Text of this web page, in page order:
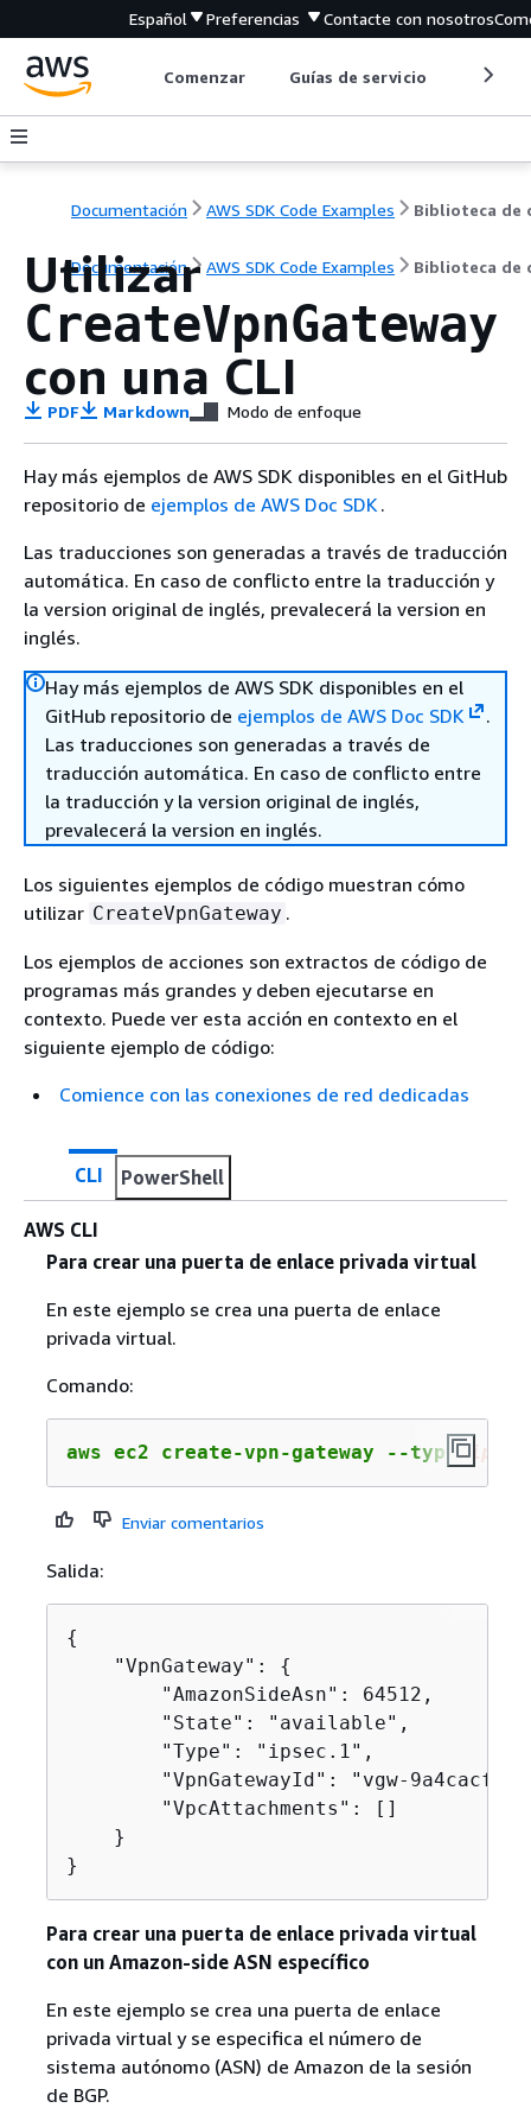
Español Preferencias Contacte con nosotros
Comenzar Guías de servicio
Documentación AWS SDK Code Examples
Documentación AWS SDK Code Examples Biblioteca de
Utilizar
CreateVpnGateway
con una CLI
PDF Markdown Modo de enfoque
Hay más ejemplos de AWS SDK disponibles en el GitHub
repositorio de ejemplos de AWS Doc SDK.
Las traducciones son generadas a través de traducción
automática. En caso de conflicto entre la traducción y
la version original de inglés, prevalecerá la version en
inglés.
Hay más ejemplos de AWS SDK disponibles en el
GitHub repositorio de ejemplos de AWS Doc SDK
.
Las traducciones son generadas a través de
traducción automática. En caso de conflicto entre
la traducción y la version original de inglés,
prevalecerá la version en inglés.
Los siguientes ejemplos de código muestran cómo
utilizar CreateVpnGateway .
Los ejemplos de acciones son extractos de código de
programas más grandes y deben ejecutarse en
contexto. Puede ver esta acción en contexto en el
siguiente ejemplo de código:
Comience con las conexiones de red dedicadas
CLI PowerShell
AWS CLI
Para crear una puerta de enlace privada virtual
En este ejemplo se crea una puerta de enlace
privada virtual.
Comando:
aws ec2 create-vpn-gateway --type ipsec
Enviar comentarios
Salida:
{
    "VpnGateway":
{
        "AmazonSideAsn": 64512,
        "State": "available",
        "Type": "ipsec.1",
        "VpnGatewayId": "vgw-9a4cacf3",
        "VpcAttachments": []
    }
}
Para crear una puerta de enlace privada virtual
con un Amazon-side ASN específico
En este ejemplo se crea una puerta de enlace
privada virtual y se especifica el número de
sistema autónomo (ASN) de Amazon de la sesión
de BGP.